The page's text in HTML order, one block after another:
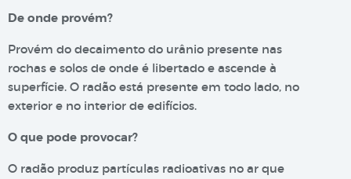
De onde provém?
Provém do decaimento do urânio presente nas
rochas e solos de onde é libertado e ascende à
superfície. O radão está presente em todo lado, no
exterior e no interior de edifícios.
O que pode provocar?
O radão produz partículas radioativas no ar que